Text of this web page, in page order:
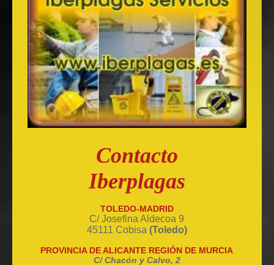
Contacto
Iberplagas
TOLEDO-MADRID
C/ Josefina Aldecoa 9
45111 Cobisa (Toledo)
PROVINCIA DE ALICANTE REGIÓN DE MURCIA
C/ Chacón y Calvo, 2